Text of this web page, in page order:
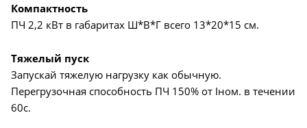
Компактность
ПЧ 2,2 кВт в габаритах Ш*В*Г всего 13*20*15 см.
Тяжелый пуск
Запускай тяжелую нагрузку как обычную.
Перегрузочная способность ПЧ 150% от Iном. в течении
60с.